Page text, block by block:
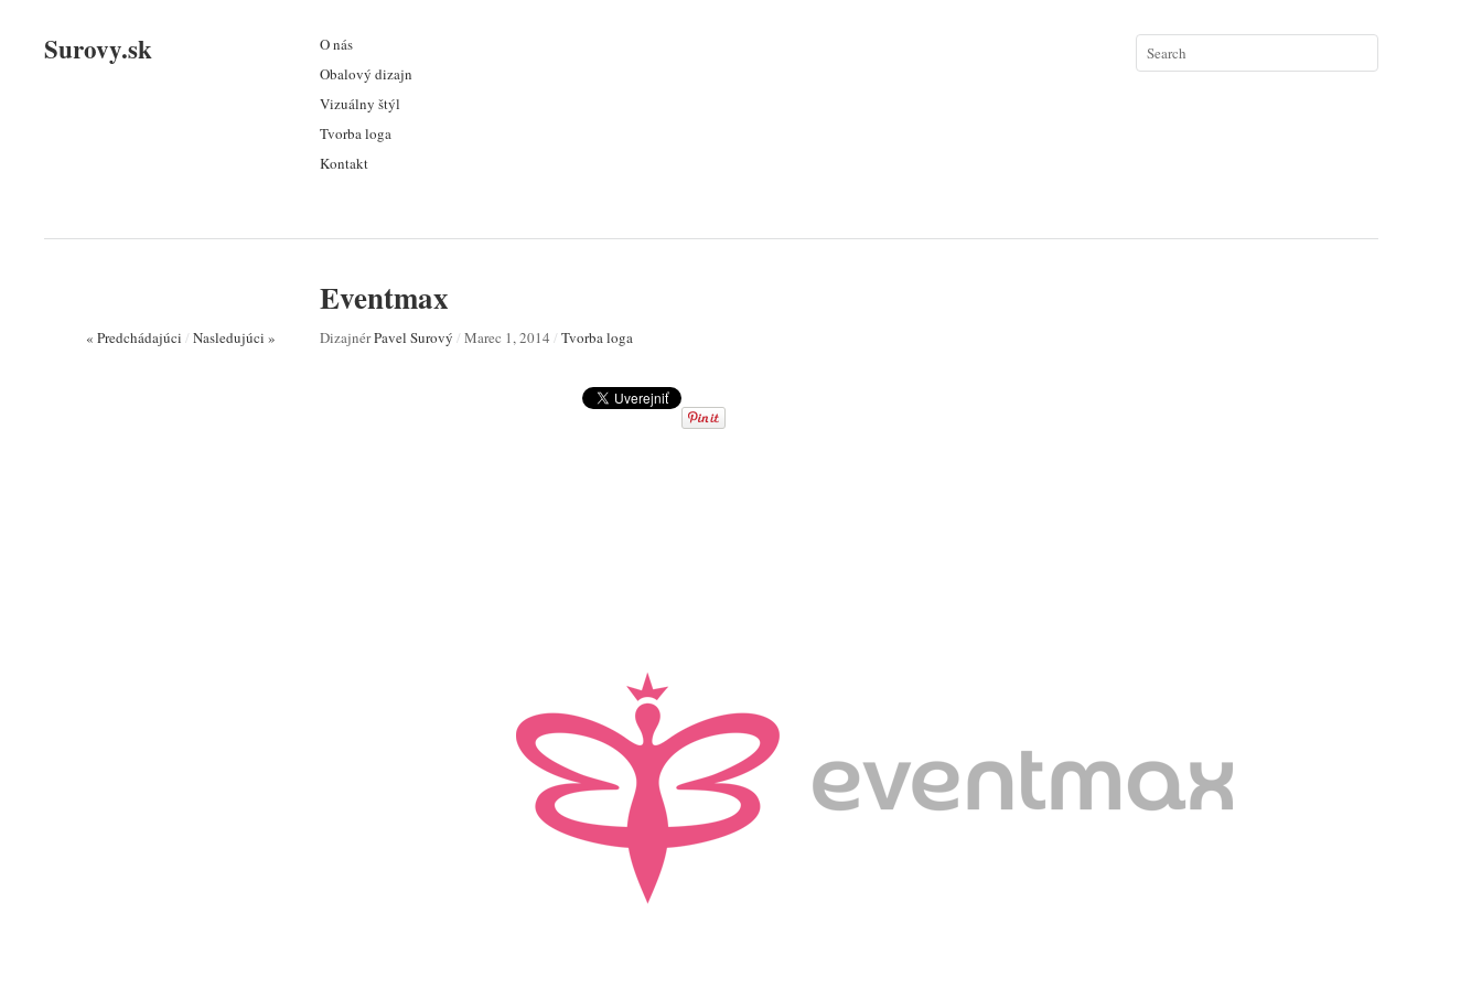
Surovy.sk
O nás
Obalový dizajn
Vizuálny štýl
Tvorba loga
Kontakt
Eventmax
« Predchádajúci / Nasledujúci » DizajnérPavel Surový / Marec 1, 2014 / Tvorba loga